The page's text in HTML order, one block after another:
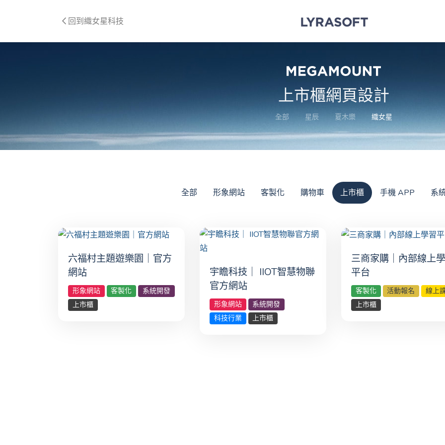
回到織女星科技
上市櫃網頁設計
全部 星辰 夏木樂 織女星
全部 形象網站 客製化 購物車 上市櫃 手機 APP 系
六福村主題遊樂園｜官方
網站
形象網站 客製化
系統開發
上市櫃
宇瞻科技｜ IIOT智慧物聯
官方網站
形象網站
系統開發
科技行業
上市櫃
三商家購｜內部線上
平台
客製化 活動報名
線上
上市櫃